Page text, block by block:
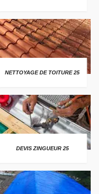
NETTOYAGE DE TOITURE 25
DEVIS ZINGUEUR 25